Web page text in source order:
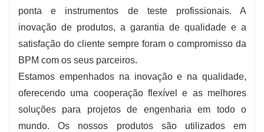
ponta e instrumentos de teste profissionais. A
inovação de produtos, a garantia de qualidade e a
satisfação do cliente sempre foram o compromisso da
BPM com os seus parceiros.
Estamos empenhados na inovação e na qualidade,
oferecendo uma cooperação flexível e as melhores
soluções para projetos de engenharia em todo o
mundo. Os nossos produtos são utilizados em